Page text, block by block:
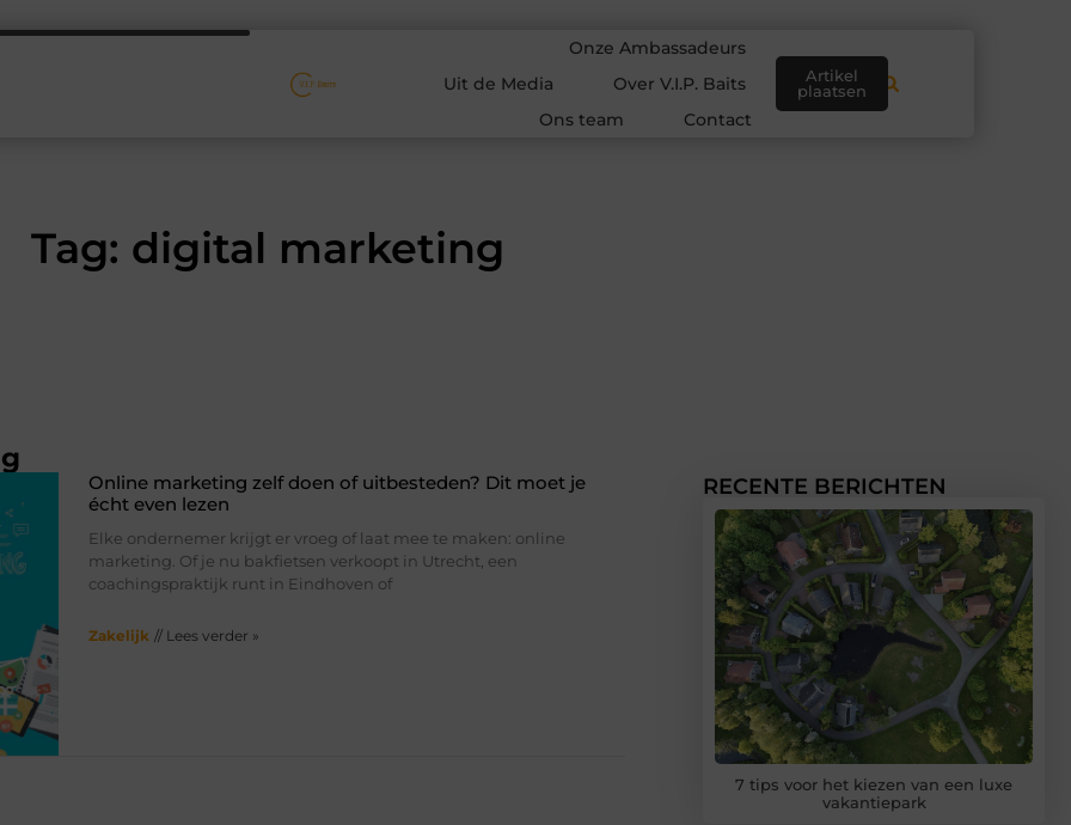
Onze Ambassadeurs
Uit de Media
Over V.I.P. Baits
Ons team
Contact
Artikel
plaatsen
Tag: digital marketing
Online marketing zelf doen of uitbesteden? Dit moet je
écht even lezen
Elke ondernemer krijgt er vroeg of laat mee te maken: online
marketing. Of je nu bakfietsen verkoopt in Utrecht, een
coachingspraktijk runt in Eindhoven of
Zakelijk // Lees verder »
RECENTE BERICHTEN
7 tips voor het kiezen van een luxe
vakantiepark